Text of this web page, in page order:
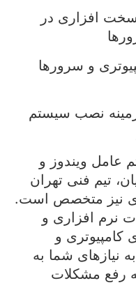
افزاری در
و سرورها
نصب سیستم
عامل ویندوز و
تیم فنی تهران
نیز متخصص است.
نرم افزاری و
و
نیازهای شما به
رفع مشکلات